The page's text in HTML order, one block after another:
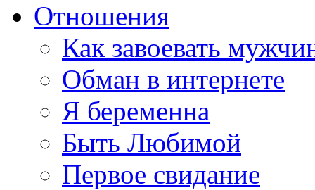
Отношения
Как завоевать
Обман в интернете
Я беременна
Быть Любимой
Первое свидание